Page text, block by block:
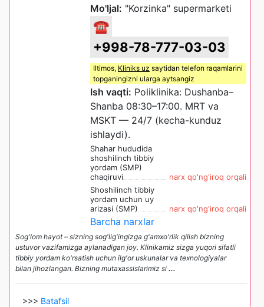
Mo'ljal: "Korzinka" supermarketi
☎
+998-78-777-03-03
Iltimos, Kliniks uz saytidan telefon raqamlarini
topganingizni ularga aytsangiz
Ish vaqti: Poliklinika: Dushanba–
Shanba 08:30–17:00. MRT va
MSKT — 24/7 (kecha-kunduz
ishlaydi).
Shahar hududida
shoshilinch tibbiy
yordam (SMP)
chaqiruvi
narx qo'ng'iroq orqali
Shoshilinch tibbiy
yordam uchun uy
arizasi (SMP)
narx qo'ng'iroq orqali
Barcha narxlar
Sog'lom hayot – sizning sog'lig'ingizga g'amxo'rlik qilish bizning
ustuvor vazifamizga aylanadigan joy. Klinikamiz sizga yuqori sifatli
tibbiy yordam ko'rsatish uchun ilg'or uskunalar va texnologiyalar
bilan jihozlangan. Bizning mutaxassislarimiz si ...
>>> Batafsil